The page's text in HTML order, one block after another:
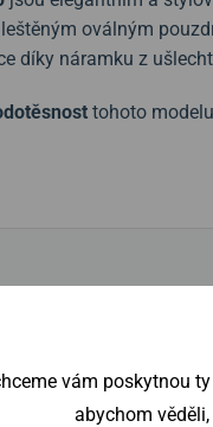
oválným
díky náramku z
tohoto
vám poskytnou
abychom